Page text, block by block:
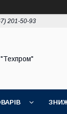
201-50-93